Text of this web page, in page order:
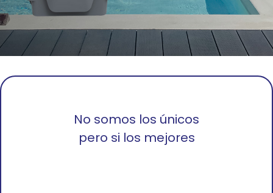
No somos los únicos
pero si los mejores